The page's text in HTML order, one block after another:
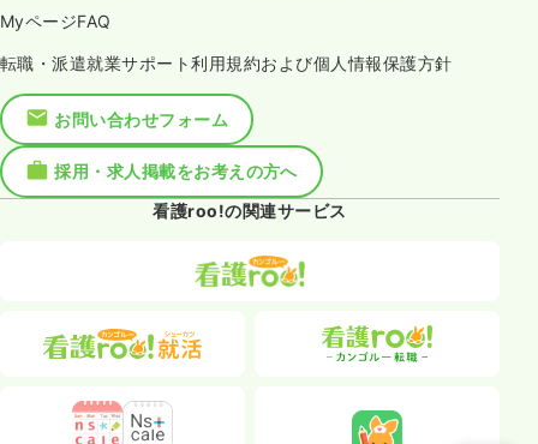
MyページFAQ
転職・派遣就業サポート利用規約および個人情報保護方針
お問い合わせフォーム
採用・求人掲載をお考えの方へ
看護roo!の関連サービス